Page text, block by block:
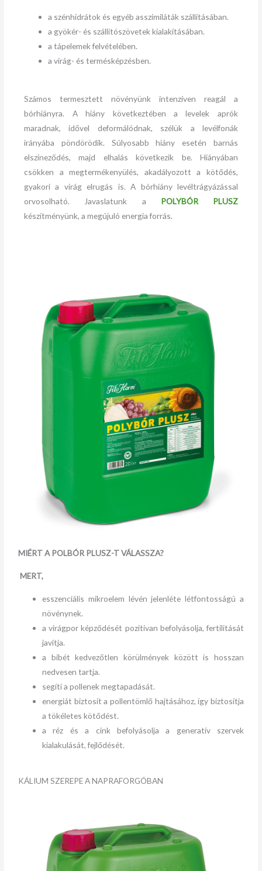
a szénhidrátok és egyéb asszimiláták szállításában.
a gyökér- és szállítószövetek kialakításában.
a tápelemek felvételében.
a virág- és termésképzésben.
Számos termesztett növényünk intenzíven reagál a
bórhiányra. A hiány következtében a levelek aprók
maradnak, idővel deformálódnak, szélük a levélfonák
irányába pöndörödik. Súlyosabb hiány esetén barnás
elszíneződés, majd elhalás következik be. Hiányában
csökken a megtermékenyülés, akadályozott a kötődés,
gyakori a virág elrugás is. A bórhiány levéltrágyázással
orvosolható. Javaslatunk a POLYBÓR PLUSZ
készítményünk, a megújuló energia forrás.
MIÉRT A POLBÓR PLUSZ-T VÁLASSZA?
MERT,
esszenciális mikroelem lévén jelenléte létfontosságú a
növénynek.
a virágpor képződését pozitívan befolyásolja, fertilitását
javítja.
a bibét kedvezőtlen körülmények között is hosszan
nedvesen tartja.
segíti a pollenek megtapadását.
energiát biztosít a pollentömlő hajtásához, így biztosítja
a tökéletes kötődést.
a réz és a cink befolyásolja a generatív szervek
kialakulását, fejlődését.
KÁLIUM SZEREPE A NAPRAFORGÓBAN